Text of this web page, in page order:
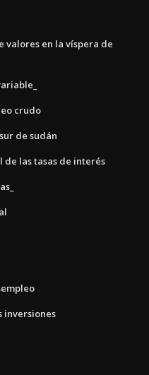
valores en la víspera de
crudo
de sudán
las tasas de interés
inversiones